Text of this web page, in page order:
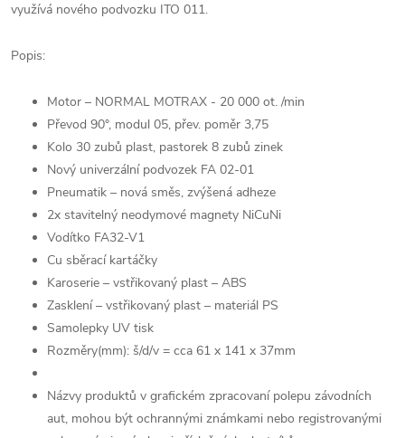
využívá nového podvozku ITO 011.
Popis:
Motor – NORMAL MOTRAX - 20 000 ot. /min
Převod 90°, modul 05, přev. poměr 3,75
Kolo 30 zubů plast, pastorek 8 zubů zinek
Nový univerzální podvozek FA 02-01
Pneumatik – nová směs, zvýšená adheze
2x stavitelný neodymové magnety NiCuNi
Vodítko FA32-V1
Cu sběrací kartáčky
Karoserie – vstřikovaný plast – ABS
Zasklení – vstřikovaný plast – materiál PS
Samolepky UV tisk
Rozměry(mm): š/d/v = cca 61 x 141 x 37mm
Názvy produktů v grafickém zpracovaní polepu závodních
aut, mohou být ochrannými známkami nebo registrovanými